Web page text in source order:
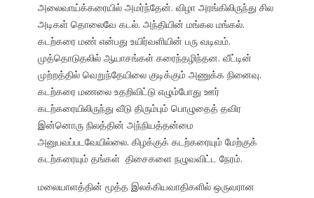
அலைவாய்க்கரையில் அமர்ந்தேன். விழா அரங்கிலிருந்து சில
அடிகள் தொலைவே கடல். அந்தியின் மங்கல மங்கல்.
கடற்கரை மண் என்பது உயிர்வளியின் பரு வடிவம்.
முத்தொடுதலில் ஆயாசங்கள் கரைந்தழிந்தன. வீட்டின்
முற்றத்தில் வெறுந்தேயிலை குடிக்கும் அணுக்க நினைவு.
கடற்கரை மணலை உதறிவிட்டு எழும்போது ஊர்
கடற்கரையிலிருந்து வீடு திரும்பும் பொழுதைத் தவிர
இன்னொரு நிலத்தின் அந்நியத்தன்மை
அனுபவப்படவேயில்லை. கிழக்குக் கடற்கரையும் மேற்குக்
கடற்கரையும் தங்கள் திசைகளை நழுவவிட்ட நேரம்.
மலையாளத்தின் மூத்த இலக்கியவாதிகளில் ஒருவரான